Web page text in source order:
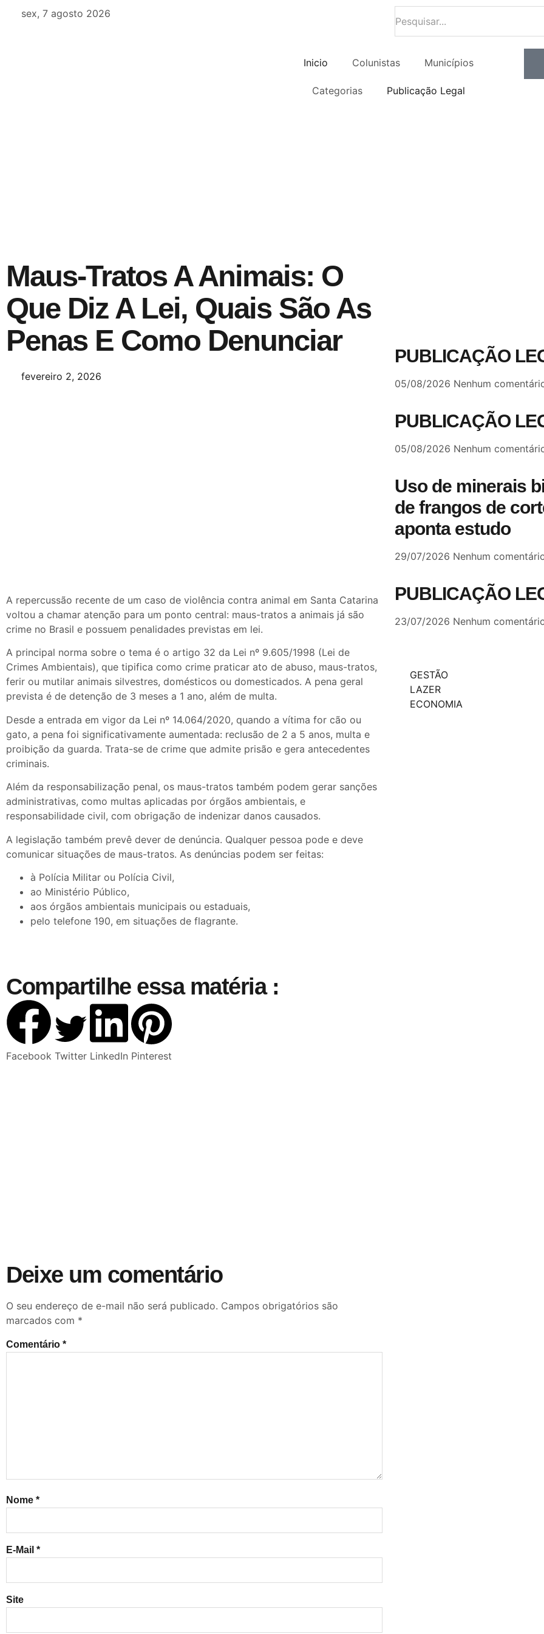
sex, 7 agosto 2026
Inicio Colunistas Municípios
Categorias Publicação Legal
Maus-Tratos A Animais: O
Que Diz A Lei, Quais São As
Penas E Como Denunciar
fevereiro 2, 2026
A repercussão recente de um caso de violência contra animal em Santa Catarina
voltou a chamar atenção para um ponto central: maus-tratos a animais já são
crime no Brasil e possuem penalidades previstas em lei.
A principal norma sobre o tema é o artigo 32 da Lei nº 9.605/1998 (Lei de
Crimes Ambientais), que tipifica como crime praticar ato de abuso, maus-tratos,
ferir ou mutilar animais silvestres, domésticos ou domesticados. A pena geral
prevista é de detenção de 3 meses a 1 ano, além de multa.
Desde a entrada em vigor da Lei nº 14.064/2020, quando a vítima for cão ou
gato, a pena foi significativamente aumentada: reclusão de 2 a 5 anos, multa e
proibição da guarda. Trata-se de crime que admite prisão e gera antecedentes
criminais.
Além da responsabilização penal, os maus-tratos também podem gerar sanções
administrativas, como multas aplicadas por órgãos ambientais, e
responsabilidade civil, com obrigação de indenizar danos causados.
A legislação também prevê dever de denúncia. Qualquer pessoa pode e deve
comunicar situações de maus-tratos. As denúncias podem ser feitas:
à Polícia Militar ou Polícia Civil,
ao Ministério Público,
aos órgãos ambientais municipais ou estaduais,
pelo telefone 190, em situações de flagrante.
Compartilhe essa matéria :
Facebook Twitter LinkedIn Pinterest
Deixe um comentário
O seu endereço de e-mail não será publicado. Campos obrigatórios são
marcados com *
Comentário *
Nome *
E-Mail *
Site
PUBLICAÇÃO
05/08/2026 Nenhum
PUBLICAÇÃO
05/08/2026 Nenhum
Uso de minerais
de frangos de
aponta estudo
29/07/2026 Nenhum
PUBLICAÇÃO
23/07/2026 Nenhum
GESTÃO
LAZER
ECONOMIA